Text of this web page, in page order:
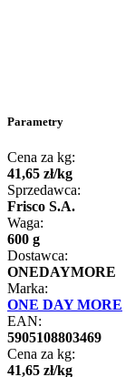
Parametry
Cena za kg:
41,65 zł/kg
Sprzedawca:
Frisco S.A.
Waga:
600 g
Dostawca:
ONEDAYMORE
Marka:
ONE DAY MORE
EAN:
5905108803469
Cena za kg:
41,65 zł/kg